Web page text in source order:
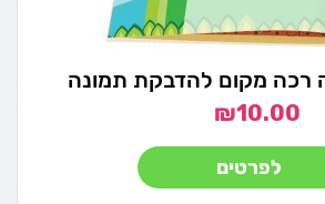
רכה מקום להדבקת תמונה
₪10.00
לפרטים